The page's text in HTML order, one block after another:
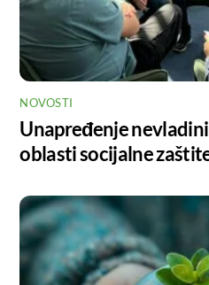
NOVOSTI
Unapređenje
oblasti socijalne